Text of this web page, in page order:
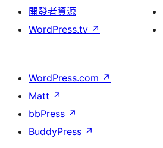
開發者資源
WordPress.tv ↗
WordPress.com ↗
Matt ↗
bbPress ↗
BuddyPress ↗